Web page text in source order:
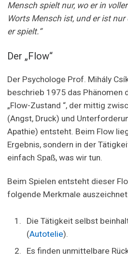
Mensch spielt nur, wo er in
Worts Mensch ist, und er ist
er spielt.“
Der „Flow“
Der Psychologe Prof. Mihály
beschrieb 1975 das Phänomen
„Flow-Zustand “, der mittig
(Angst, Druck) und
Apathie) entsteht. Beim Flow
Ergebnis, sondern in der
einfach Spaß, was wir tun.
Beim Spielen entsteht dieser
folgende Merkmale
Die Tätigkeit selbst
(Autotelie).
Es finden unmittelbare